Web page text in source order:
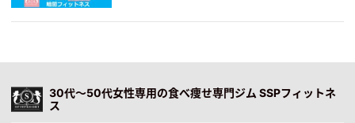
30代〜50代女性専用の食べ痩せ専門ジム SSPフィットネ
ス